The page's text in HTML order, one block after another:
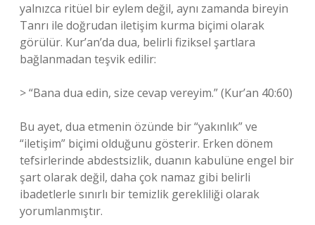
yalnızca ritüel bir eylem değil, aynı zamanda bireyin
Tanrı ile doğrudan iletişim kurma biçimi olarak
görülür. Kur’an’da dua, belirli fiziksel şartlara
bağlanmadan teşvik edilir:
> “Bana dua edin, size cevap vereyim.” (Kur’an 40:60)
Bu ayet, dua etmenin özünde bir “yakınlık” ve
“iletişim” biçimi olduğunu gösterir. Erken dönem
tefsirlerinde abdestsizlik, duanın kabulüne engel bir
şart olarak değil, daha çok namaz gibi belirli
ibadetlerle sınırlı bir temizlik gerekliliği olarak
yorumlanmıştır.